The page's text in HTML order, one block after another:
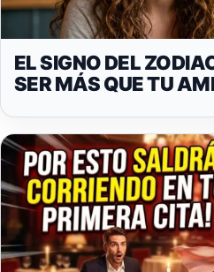
EL SIGNO DEL
SER MÁS QUE TU